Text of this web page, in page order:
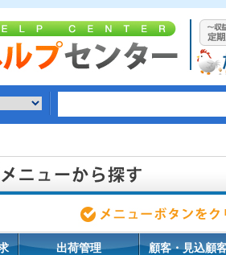
出荷管理 顧客・見込顧